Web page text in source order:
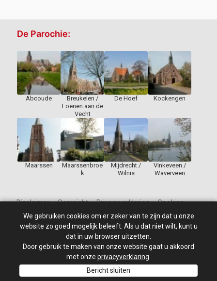
De Parochie:
Abcoude
Breukelen /
Loenen aan de
Vecht
De Hoef Kockengen
Maarssen
Maarssenbroe
k
Mijdrecht /
Wilnis
Vinkeveen /
Waverveen
Disclaimer – Copyright – Privacyverklaring – Cookies
© 2010 - 2026 St Jan de Doper – Alle rechten voorbehouden.
Site ontwikkeld door: PixelBroeder - Website realisatie door
MKSHOP
We gebruiken cookies om er zeker van te zijn dat u onze
website zo goed mogelijk beleeft. Als u dat niet wilt, kunt u
dat in uw browser uitzetten.
Door gebruik te maken van onze website gaat u akkoord
met onze privacyverklaring
Bericht sluiten